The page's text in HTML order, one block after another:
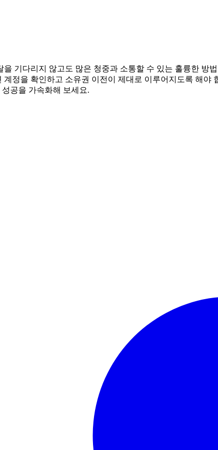
기다리지 않고도 많은 청중과 소통할 수 있는 훌륭한 방
정을 확인하고 소유권 이전이 제대로 이루어지도록 해야
공을 가속화해 보세요.